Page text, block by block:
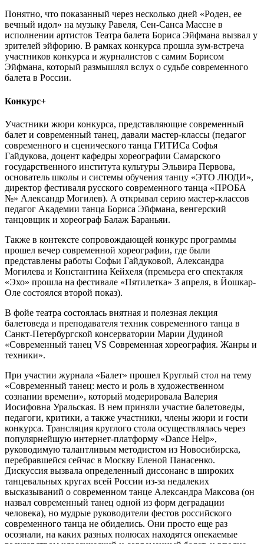
Понятно, что показанный через несколько дней «Роден, ее
вечный идол» на музыку Равеля, Сен-Санса Массне в
исполнении артистов Театра балета Бориса Эйфмана вызвал у
зрителей эйфорию. В рамках конкурса прошла зум-встреча
участников конкурса и журналистов с самим Борисом
Эйфмана, который размышлял вслух о судьбе современного
балета в России.
Конкурс+
Участники жюри конкурса, представляющие современный
балет и современный танец, давали мастер-классы (педагог
современного и сценического танца ГИТИСа Софья
Гайдукова, доцент кафедры хореографии Самарского
государственного института культуры Эльвира Первова,
основатель школы и системы обучения танцу «ЭТО ЛЮДИ»,
директор фестиваля русского современного танца «ПРОБА
№» Александр Могилев). А открывал серию мастер-классов
педагог Академии танца Бориса Эйфмана, венгерский
танцовщик и хореограф Балаж Бараньяи.
Также в контексте сопровождающей конкурс программы
прошел вечер современной хореографии, где были
представлены работы Софьи Гайдуковой, Александра
Могилева и Константина Кейхеля (премьера его спектакля
«Эхо» прошла на фестивале «Пятилетка» 3 апреля, в Йошкар-
Оле состоялся второй показ).
В фойе театра состоялась внятная и полезная лекция
балетоведа и преподавателя техник современного танца в
Санкт-Петербургской консерватории Марии Дудиной
«Современный танец VS Современная хореография. Жанры и
техники».
При участии журнала «Балет» прошел Круглый стол на тему
«Современный танец: место и роль в художественном
сознании времени», который модерировала Валерия
Иосифовна Уральская. В нем приняли участие балетоведы,
педагоги, критики, а также участники, члены жюри и гости
конкурса. Трансляция круглого стола осуществлялась через
популярнейшую интернет-платформу «Dance Help»,
руководимую талантливым методистом из Новосибирска,
перебравшейся сейчас в Москву Еленой Панасенко.
Дискуссия вызвала определенный диссонанс в широких
танцевальных кругах всей России из-за недалеких
высказываний о современном танце Александра Максова (он
назвал современный танец одной из форм деградации
человека), но мудрые руководители фестов российского
современного танца не обиделись. Они просто еще раз
осознали, на каких разных полюсах находятся опекаемые